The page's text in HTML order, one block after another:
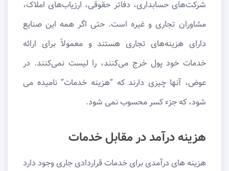
شرکت‌های حسابداری، دفاتر حقوقی، ارزیاب‌های املاک،
مشاوران تجاری و غیره است. حتی اگر همه این صنایع
دارای هزینه‌های تجاری هستند و معمولاً برای ارائه
خدمات خود پول خرج می‌کنند، را لیست نمی‌کنند. در
عوض، آنها چیزی دارند که “هزینه خدمات” نامیده می
شود، که جزء کسر محسوب نمی شود.
هزینه درآمد در مقابل خدمات
هزینه های درآمدی برای خدمات قراردادی جاری وجود دارد